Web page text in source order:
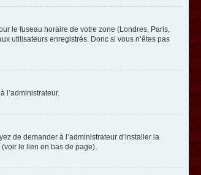
le fuseau horaire de votre zone (Londres, Paris,
utilisateurs enregistrés. Donc si vous n’êtes pas
l’administrateur.
de demander à l’administrateur d’installer la
le lien en bas de page).